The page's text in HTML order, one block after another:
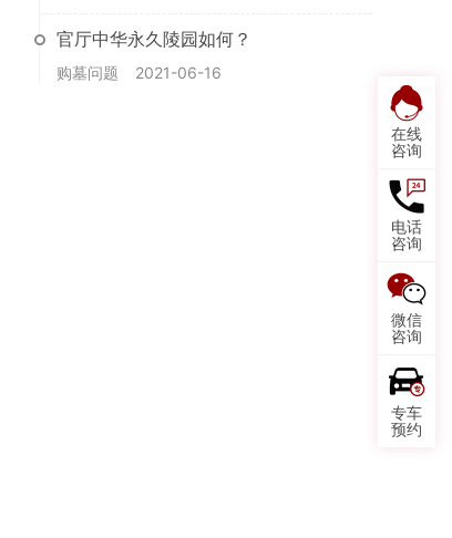
在线
咨询
电话
咨询
微信
咨询
专车
预约
官厅中华永久陵园如何？
购墓问题 2021-06-16